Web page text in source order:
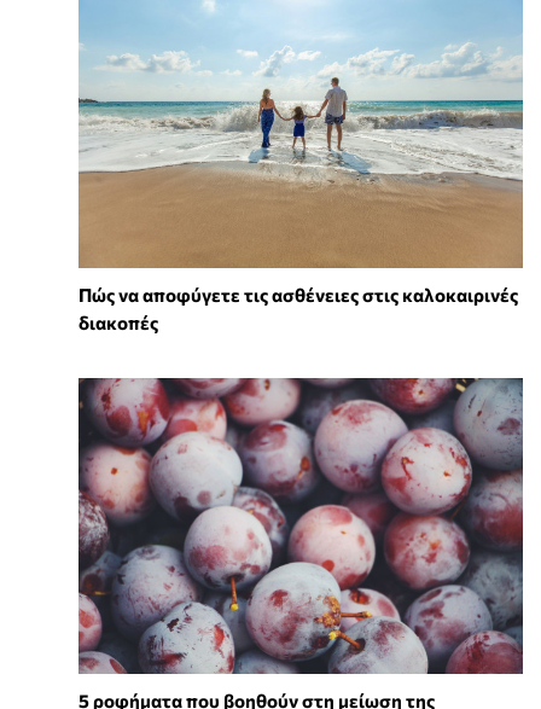
Πώς να αποφύγετε τις ασθένειες στις καλοκαιρινές
διακοπές
5 ροφήματα που βοηθούν στη μείωση της